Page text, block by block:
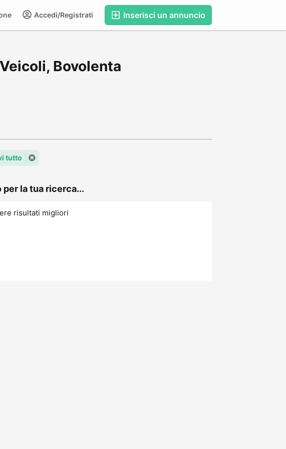
Inserisci un annuncio
Accedi/Registrati
Bovolenta
tutto
la tua ricerca...
risultati migliori